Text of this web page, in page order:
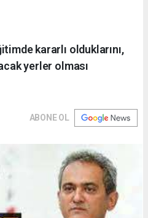
kararlı olduklarını,
yerler olması
ABONE OL